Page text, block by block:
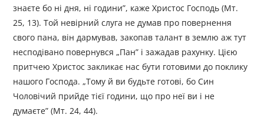
знаєте бо ні дня, ні години”, каже Христос Господь (Мт.
25, 13). Той невірний слуга не думав про повернення
свого пана, він дармував, закопав талант в землю аж тут
несподівано повернувся „Пан” і зажадав рахунку. Цією
притчею Христос закликає нас бути готовими до поклику
нашого Господа. „Тому й ви будьте готові, бо Син
Чоловічий прийде тієї години, що про неї ви і не
думаєте” (Мт. 24, 44).